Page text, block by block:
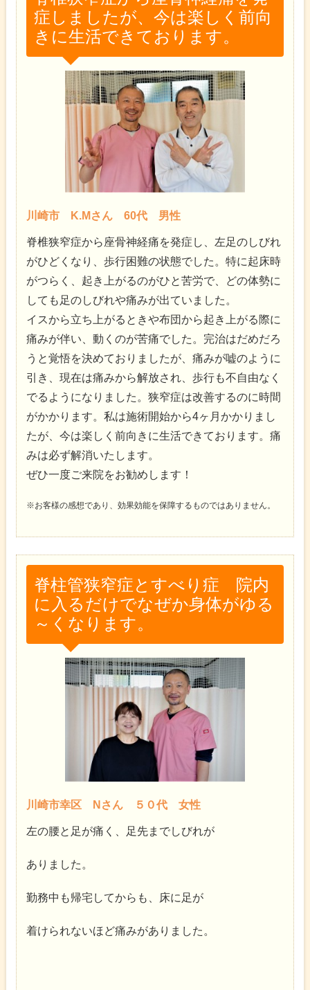
症しましたが、今は楽しく前向
きに生活できております。
川崎市 K.Mさん 60代 男性
脊椎狭窄症から座骨神経痛を発症し、左足のしびれ
がひどくなり、歩行困難の状態でした。特に起床時
がつらく、起き上がるのがひと苦労で、どの体勢に
しても足のしびれや痛みが出ていました。
イスから立ち上がるときや布団から起き上がる際に
痛みが伴い、動くのが苦痛でした。完治はだめだろ
うと覚悟を決めておりましたが、痛みが嘘のように
引き、現在は痛みから解放され、歩行も不自由なく
でるようになりました。狭窄症は改善するのに時間
がかかります。私は施術開始から4ヶ月かかりまし
たが、今は楽しく前向きに生活できております。痛
みは必ず解消いたします。
ぜひ一度ご来院をお勧めします！
※お客様の感想であり、効果効能を保障するものではありません。
脊柱管狭窄症とすべり症 院内
に入るだけでなぜか身体がゆる
～くなります。
川崎市幸区 Nさん ５０代 女性
左の腰と足が痛く、足先までしびれが
ありました。
勤務中も帰宅してからも、床に足が
着けられないほど痛みがありました。